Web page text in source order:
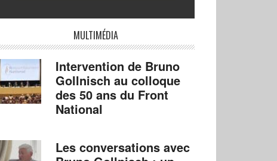
MULTIMÉDIA
Intervention de Bruno
Gollnisch au colloque
des 50 ans du Front
National
Les conversations avec